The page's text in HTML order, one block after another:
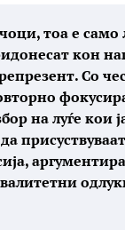
тоа е
кон
Со
на луѓе кои